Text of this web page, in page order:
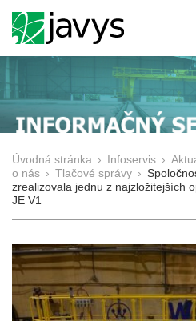
Úvodná stránka › Infoservis ›
o nás › Tlačové správy ›
zrealizovala jednu z najzložitejších
JE V1